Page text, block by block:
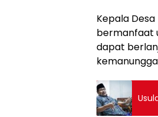
Kepala
bermanfaat
dapat